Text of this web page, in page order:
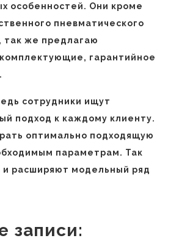
особенностей. Они кроме
пневматического
так же предлагаю
гарантийное
сотрудники ищут
подход к каждому клиенту.
оптимально подходящую
параметрам. Так
расширяют модельный ряд
записи: